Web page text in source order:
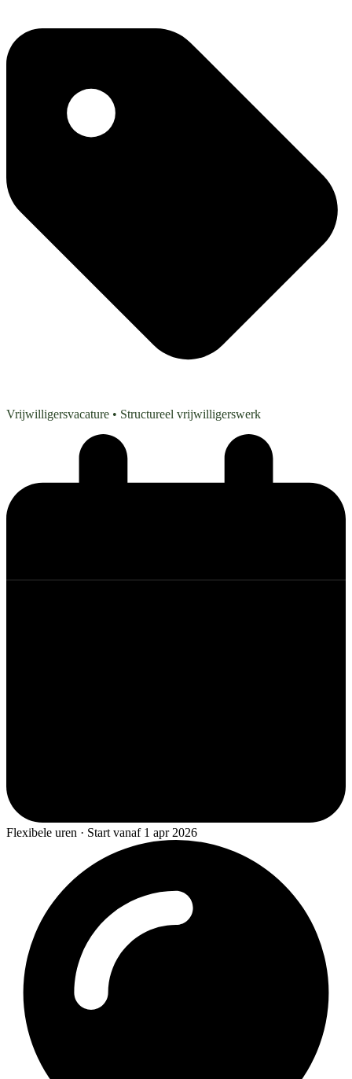
Vrijwilligersvacature • Structureel vrijwilligerswerk
Flexibele uren · Start vanaf 1 apr 2026